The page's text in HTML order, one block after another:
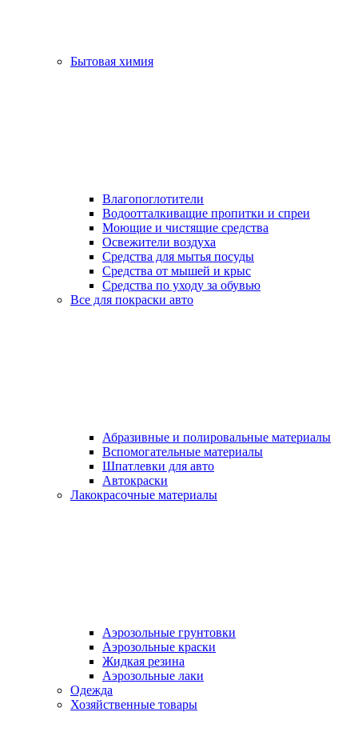
Бытовая химия
Влагопоглотители
Водоотталкиващие пропитки и спреи
Моющие и чистящие средства
Освежители воздуха
Средства для мытья посуды
Средства от мышей и крыс
Средства по уходу за обувью
Все для покраски авто
Абразивные и полировальные материалы
Вспомогательные материалы
Шпатлевки для авто
Автокраски
Лакокрасочные материалы
Аэрозольные грунтовки
Аэрозольные краски
Жидкая резина
Аэрозольные лаки
Одежда
Хозяйственные товары